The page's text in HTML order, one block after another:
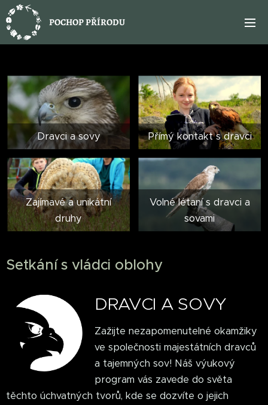
POCHOP PŘÍRODU
Dravci a sovy Přímý kontakt s dravci
Zajímavé a unikátní
druhy
Volné létaní s dravci a
sovami
Setkání s vládci oblohy
DRAVCI A SOVY
Zažijte nezapomenutelné okamžiky
ve společnosti majestátních dravců
a tajemných sov! Náš výukový
program vás zavede do světa
těchto úchvatných tvorů, kde se dozvíte o jejich